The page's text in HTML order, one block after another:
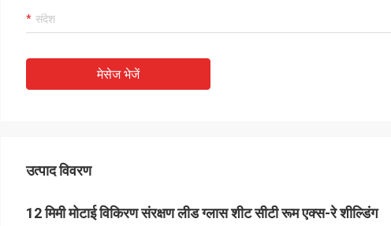
मेसेज भेजें
उत्पाद विवरण
12 मिमी मोटाई विकिरण संरक्षण लीड ग्लास शीट सीटी रूम एक्स-रे शील्डिंग